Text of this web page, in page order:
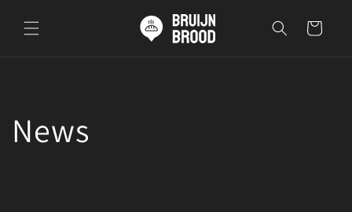
content
Winkelwagen
News